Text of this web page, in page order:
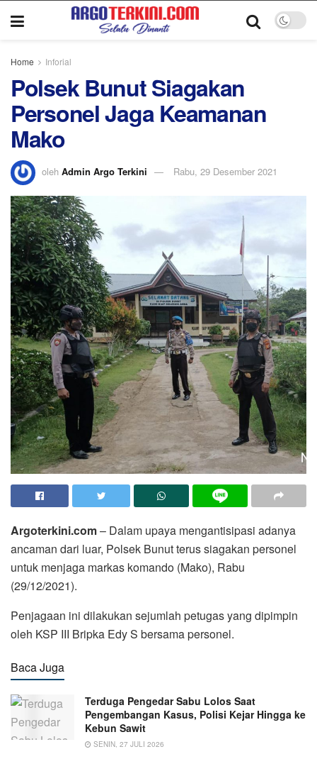
Home Inforial
Polsek Bunut Siagakan
Personel Jaga Keamanan
Mako
oleh Admin Argo Terkini Rabu, 29 Desember 2021
Argoterkini.com– Dalam upaya mengantisipasi adanya
ancaman dari luar, Polsek Bunut terus siagakan personel
untuk menjaga markas komando (Mako), Rabu
(29/12/2021).
Penjagaan ini dilakukan sejumlah petugas yang dipimpin
oleh KSP III Bripka Edy S bersama personel.
Baca Juga
Terduga Pengedar Sabu Lolos Saat
Pengembangan Kasus, Polisi Kejar Hingga ke
Kebun Sawit
SENIN, 27 JULI 2026